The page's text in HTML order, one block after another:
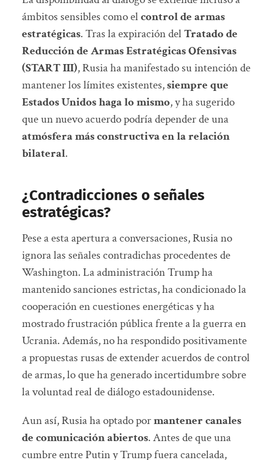
ámbitos sensibles como elcontrol de armas
estratégicas. Tras la expiración delTratado de
Reducción de Armas Estratégicas Ofensivas
(START III), Rusia ha manifestado su intención de
mantener los límites existentes,siempre que
Estados Unidos haga lo mismo, y ha sugerido
que un nuevo acuerdo podría depender de una
atmósfera más constructiva en la relación
bilateral.
¿Contradicciones o señales
estratégicas?
Pese a esta apertura a conversaciones, Rusia no
ignora las señales contradichas procedentes de
Washington. La administración Trump ha
mantenido sanciones estrictas, ha condicionado la
cooperación en cuestiones energéticas y ha
mostrado frustración pública frente a la guerra en
Ucrania. Además, no ha respondido positivamente
a propuestas rusas de extender acuerdos de control
de armas, lo que ha generado incertidumbre sobre
la voluntad real de diálogo estadounidense.
Aun así, Rusia ha optado pormantener canales
de comunicación abiertos. Antes de que una
cumbre entre Putin y Trump fuera cancelada,